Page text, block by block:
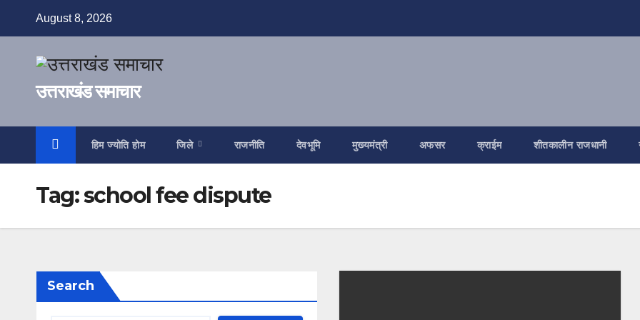
August 8, 2026
उत्तराखंड समाचार
हिम ज्योति होम जिले राजनीति देवभूमि मुख्यमंत्री अफसर क्राईम शीतकालीन राजधानी
Tag:school fee dispute
Search